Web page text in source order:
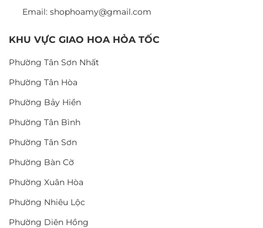
Email: shophoamy@gmail.com
KHU VỰC GIAO HOA HỎA TỐC
Phường Tân Sơn Nhất
Phường Tân Hòa
Phường Bảy Hiền
Phường Tân Bình
Phường Tân Sơn
Phường Bàn Cờ
Phường Xuân Hòa
Phường Nhiêu Lộc
Phường Diên Hồng